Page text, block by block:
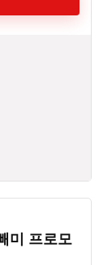
미 프로모